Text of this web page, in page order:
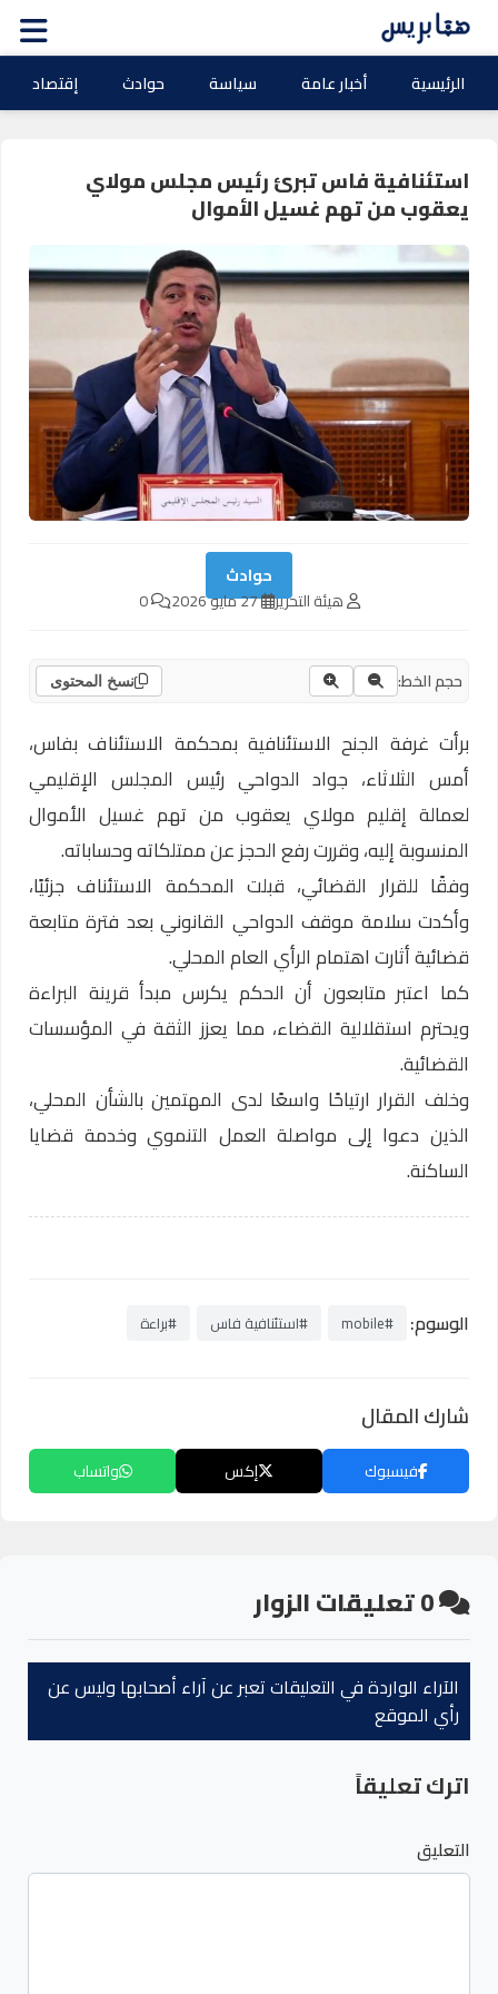
الرئيسية أخبار عامة سياسة حوادث إقتصاد
استئنافية فاس تبرئ رئيس مجلس مولاي
يعقوب من تهم غسيل الأموال
حوادث
هيئة التحرير 27 مايو 2026 0
حجم الخط: نسخ المحتوى
برأت غرفة الجنح الاستئنافية بمحكمة الاستئناف بفاس،
أمس الثلاثاء، جواد الدواحي رئيس المجلس الإقليمي
لعمالة إقليم مولاي يعقوب من تهم غسيل الأموال
المنسوبة إليه، وقررت رفع الحجز عن ممتلكاته وحساباته.
وفقًا للقرار القضائي، قبلت المحكمة الاستئناف جزئيًا،
وأكدت سلامة موقف الدواحي القانوني بعد فترة متابعة
قضائية أثارت اهتمام الرأي العام المحلي.
كما اعتبر متابعون أن الحكم يكرس مبدأ قرينة البراءة
ويحترم استقلالية القضاء، مما يعزز الثقة في المؤسسات
القضائية.
وخلف القرار ارتياحًا واسعًا لدى المهتمين بالشأن المحلي،
الذين دعوا إلى مواصلة العمل التنموي وخدمة قضايا
الساكنة.
الوسوم: #mobile #استئنافية فاس #براءة
شارك المقال
فيسبوك إكس واتساب
0تعليقات الزوار
الآراء الواردة في التعليقات تعبر عن آراء أصحابها وليس عن
رأي الموقع
اترك تعليقاً
التعليق